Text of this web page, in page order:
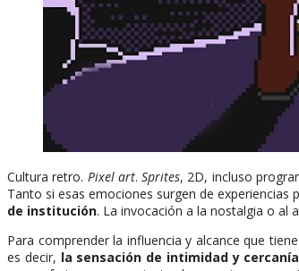
Cultura retro. Pixel art.Sprites, 2D, incluso
Tanto si esas emociones surgen de
de institución. La invocación a la nostalgia o al
Para comprender la influencia y alcance que
es decir, la sensación de intimidad y